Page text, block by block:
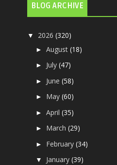
BLOG ARCHIVE
▼ 2026(320)
►August(18)
► July(47)
► June(58)
► May(60)
►April(35)
► March(29)
► February(34)
▼ January(39)